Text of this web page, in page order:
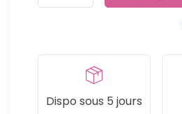
Dispo sous 5 jours